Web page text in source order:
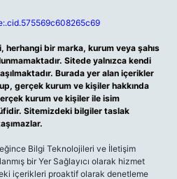
herhangi bir marka, kurum veya şahıs
Sitede yalnızca kendi
Burada yer alan içerikler
gerçek kurum ve kişiler hakkında
kurum ve kişiler ile isim
Sitemizdeki bilgiler taslak
Bilgi Teknolojileri ve İletişim
bir Yer Sağlayıcı olarak hizmet
içerikleri proaktif olarak denetleme